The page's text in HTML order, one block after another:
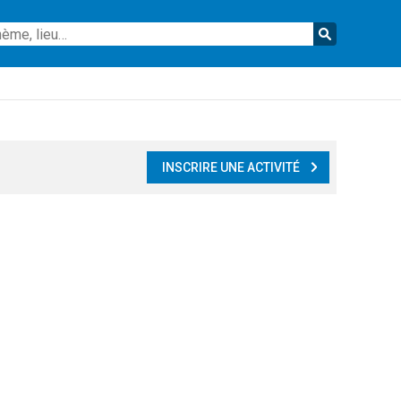
INSCRIRE UNE ACTIVITÉ